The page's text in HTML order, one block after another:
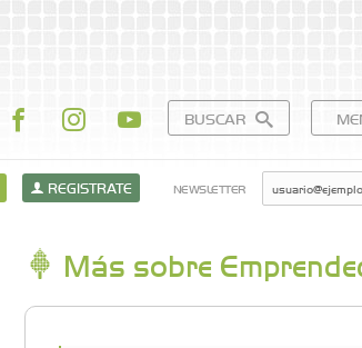
BUSCAR
REGISTRATE NEWSLETTER
Más sobre